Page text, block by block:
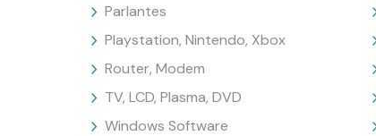
Parlantes
Playstation, Nintendo, Xbox
Router, Modem
TV, LCD, Plasma, DVD
Windows Software